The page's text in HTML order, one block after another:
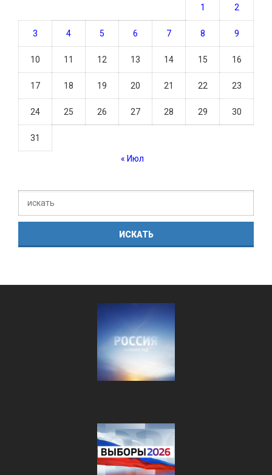
1 2
3 4 5 6 7 8 9
10 11 12 13 14 15 16
17 18 19 20 21 22 23
24 25 26 27 28 29 30
31
« Июл